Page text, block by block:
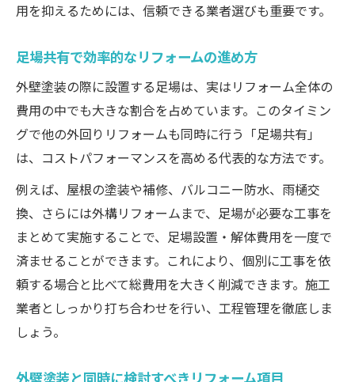
用を抑えるためには、信頼できる業者選びも重要です。
足場共有で効率的なリフォームの進め方
外壁塗装の際に設置する足場は、実はリフォーム全体の
費用の中でも大きな割合を占めています。このタイミン
グで他の外回りリフォームも同時に行う「足場共有」
は、コストパフォーマンスを高める代表的な方法です。
例えば、屋根の塗装や補修、バルコニー防水、雨樋交
換、さらには外構リフォームまで、足場が必要な工事を
まとめて実施することで、足場設置・解体費用を一度で
済ませることができます。これにより、個別に工事を依
頼する場合と比べて総費用を大きく削減できます。施工
業者としっかり打ち合わせを行い、工程管理を徹底しま
しょう。
外壁塗装と同時に検討すべきリフォーム項目